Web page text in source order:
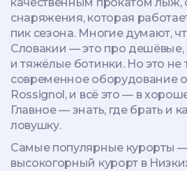
снаряжения, которая
пик сезона.Многие думают,
Словакии — это про
и тяжёлые ботинки. Но это не
современное оборудование
Rossignol, и всё это — в
Главное — знать, где брать и
ловушку.
Самые популярные курорты
высокогорный курорт в